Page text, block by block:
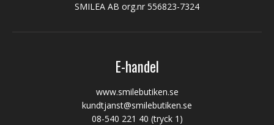
SMILEA AB org.nr 556823-7324
E-handel
www.smilebutiken.se
kundtjanst@smilebutiken.se
08-540 221 40 (tryck 1)